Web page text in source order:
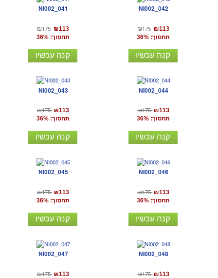
NI002_041
₪175 ₪113
תחסוך: 36%
קנה עכשיו
NI002_042
₪175 ₪113
תחסוך: 36%
קנה עכשיו
NI002_043
₪175 ₪113
תחסוך: 36%
קנה עכשיו
NI002_044
₪175 ₪113
תחסוך: 36%
קנה עכשיו
NI002_045
₪175 ₪113
תחסוך: 36%
קנה עכשיו
NI002_046
₪175 ₪113
תחסוך: 36%
קנה עכשיו
NI002_047
₪175 ₪113
NI002_048
₪175 ₪113